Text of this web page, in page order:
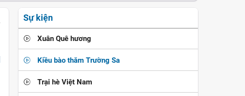
Sự kiện
Xuân Quê hương
Kiều bào thăm Trường Sa
Trại hè Việt Nam